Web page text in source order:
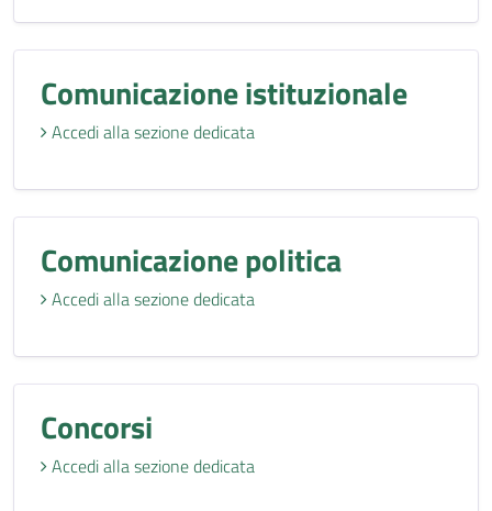
Comunicazione istituzionale
Accedi alla sezione dedicata
Comunicazione politica
Accedi alla sezione dedicata
Concorsi
Accedi alla sezione dedicata